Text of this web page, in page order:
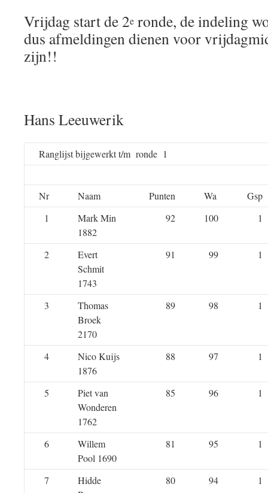
Vrijdag start de 2e ronde, de indeling
dus afmeldingen dienen voor
zijn!!
Hans Leeuwerik
Ranglijst bijgewerkt t/m ronde 1
Nr Naam Punten Wa
Gsp
1
Mark Min
1882
92 100 1
2
Evert
Schmit
1743
91 99 1
3
Thomas
Broek
2170
89 98 1
4
Nico Kuijs
1876
88 97 1
5
Piet van
Wonderen
1762
85 96 1
6
Willem
Pool 1690
81 95 1
7
Hidde
80 94 1